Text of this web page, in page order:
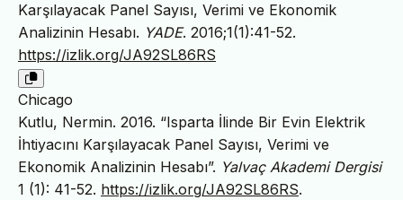
Karşılayacak Panel Sayısı, Verimi ve Ekonomik
Analizinin Hesabı. YADE. 2016;1(1):41-52.
https://izlik.org/JA92SL86RS
Chicago
Kutlu, Nermin. 2016. “Isparta İlinde Bir Evin Elektrik
İhtiyacını Karşılayacak Panel Sayısı, Verimi ve
Ekonomik Analizinin Hesabı”. Yalvaç Akademi Dergisi
1 (1): 41-52. https://izlik.org/JA92SL86RS.